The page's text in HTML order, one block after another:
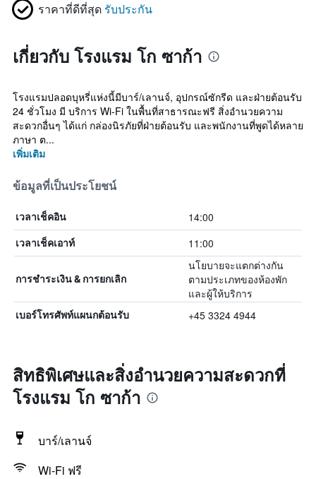
ราคาที่ดีที่สุด รับประกัน
เกี่ยวกับ โรงแรม โก ซาก้า
โรงแรมปลอดบุหรี่แห่งนี้มีบาร์/เลานจ์, อุปกรณ์ซักรีด และฝ่ายต้อนรับ
24 ชั่วโมง มี บริการ Wi-Fi ในพื้นที่สาธารณะฟรี สิ่งอำนวยความ
สะดวกอื่นๆ ได้แก่ กล่องนิรภัยที่ฝ่ายต้อนรับ และพนักงานที่พูดได้หลาย
ภาษา ต...
เพิ่มเติม
ข้อมูลที่เป็นประโยชน์
เวลาเช็คอิน 14:00
เวลาเช็คเอาท์ 11:00
การชำระเงิน & การยกเลิก
นโยบายจะแตกต่างกัน
ตามประเภทของห้องพัก
และผู้ให้บริการ
เบอร์โทรศัพท์แผนกต้อนรับ +45 3324 4944
สิทธิพิเศษและสิ่งอำนวยความสะดวกที่
โรงแรม โก ซาก้า
บาร์/เลานจ์
Wi-Fi ฟรี